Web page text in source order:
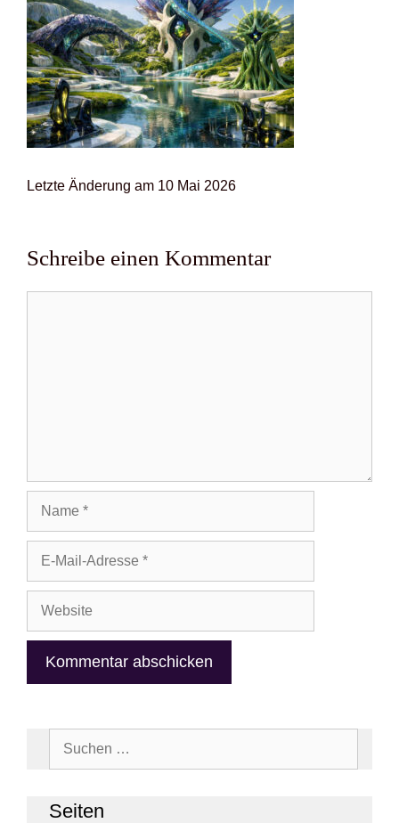
Letz­te Ände­rung am 10 Mai 2026
Schreibe einen Kommentar
Adresse
Sei­ten